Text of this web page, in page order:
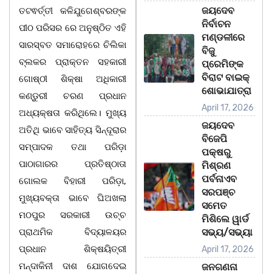
ତଟଵର୍ତ୍ତୀ କଳିଯୁଗେଶ୍ବରଙ୍କ
ପୀଠ ପରିସର ରେ ଅନୁଷ୍ଠିତ ଏହି
ସାରସ୍ବତ ସମାରୋହରେ ଚିଲିକା
ବ୍ଲକର ପ୍ରାକ୍ତନ ସହକାରୀ
ଗୋଷ୍ଠୀ ଶିକ୍ଷା ଅଧିକାରୀ
କଣ୍ଡୁରୀ ଚରଣ ପ୍ରଧାନ
ଅଧ୍ୟକ୍ଷତା କରିଥିଲେ। ମୁଖ୍ୟ
ଅତିଥି ଭାବେ ସାହିତ୍ୟ ସିନ୍ଦୂରାର
ସମ୍ପାଦକ ତଥା ପରିଡ଼ା
ପାଠାଗାରର ପ୍ରତିଷ୍ଠାତା
ଗୋଲକ ବିହାରୀ ପରିଡ଼ା,
ମୁଖ୍ୟବକ୍ତା ଭାବେ ଘିଅଖଲା
ମଠପୁର ସରକାରୀ ଉଚ୍ଚ
ପ୍ରାଥମିକ ବିଦ୍ୟାଳୟର
ପ୍ରଧାନ ଶିକ୍ଷୟିତ୍ରୀ
ମନ୍ଦାକିନୀ ଦାଶ ଯୋଗଦେଇ
ଜୟଦେବ
ନିର୍ବାଚନ
ମଣ୍ଡଳୀରେ
ବିଜୁ
ପ୍ରେମିଙ୍କ
ବିରାଟ ବାଇକ୍
ଶୋଭାଯାତ୍ରା
April 17, 2026
ଜୟଦେବ
ବିଜେପି
ପକ୍ଷରୁ
ମିଶ୍ରଣ
ପର୍ବନାଏବ
ସରପଞ୍ଚ
ସମେତ
ମିଶିଲେ ୱାର୍ଡ
ସଭ୍ୟ/ସଭ୍ୟା
April 17, 2026
ଜନଗଣନା